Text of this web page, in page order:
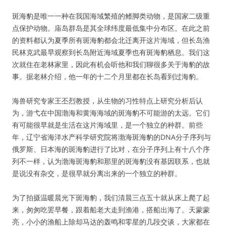
斑海豹是唯一一种在我国海域繁殖的鳍脚类动物，是国家二级重
点保护动物。庙岛群岛是其全球纬度最低集中分布区。在此之前
的资料都认为夏季所有斑海豹都会北迁离开这片海域，但长岛渔
民林克武最早观察到长岛附近海域夏季也有斑海豹栖息。我们这
次就住在老林家里，因此有机会听他和我们聊很多关于海豹的故
事。据老林介绍，他一年的十二个月里都在长岛看到过海豹。
海兽研究专家王丕烈教授，从生物的习性特点上研究分析后认
为，游弋在中国渤海和黄海海域的斑海豹不可能游的太远。它们
有可能很早就是生活在这片海域里，是一个独立的种群。前些
年，辽宁省海洋水产科学研究院将渤海斑海豹的DNA分子序列与
俄罗斯、日本海的斑海豹进行了比对，在分子序列上有十八个序
列不一样，认为渤海斑海豹和那里的斑海豹没有基因联系，也就
是说没有杂交，是很早就分离出来的一个独立的种群。
为了拍摄温暖晨光下斑海豹，我们清晨三点五十就从床上爬了起
来，匆匆吃罢早餐，跟着船老大走到渔港，搭船出海了。天蒙蒙
亮，小小的渔船上除却马达的轰鸣和零星的几段交谈，大家都在